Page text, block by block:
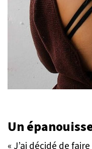
Un
« J’ai décidé de